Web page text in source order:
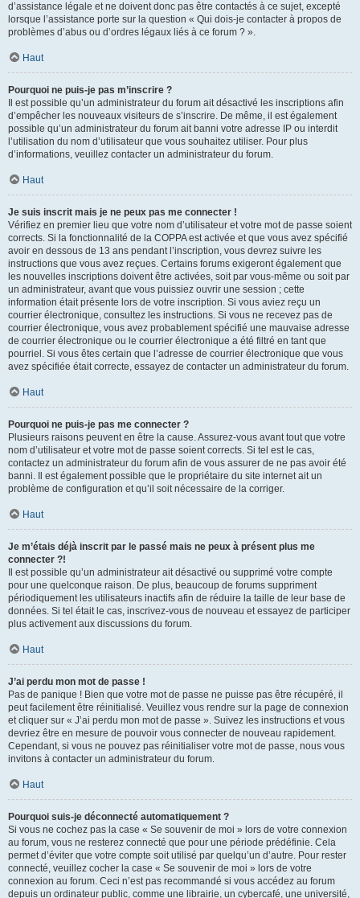
d’assistance légale et ne doivent donc pas être contactés à ce sujet, excepté
lorsque l’assistance porte sur la question « Qui dois-je contacter à propos de
problèmes d’abus ou d’ordres légaux liés à ce forum ? ».
Haut
Pourquoi ne puis-je pas m’inscrire ?
Il est possible qu’un administrateur du forum ait désactivé les inscriptions afin
d’empêcher les nouveaux visiteurs de s’inscrire. De même, il est également
possible qu’un administrateur du forum ait banni votre adresse IP ou interdit
l’utilisation du nom d’utilisateur que vous souhaitez utiliser. Pour plus
d’informations, veuillez contacter un administrateur du forum.
Haut
Je suis inscrit mais je ne peux pas me connecter !
Vérifiez en premier lieu que votre nom d’utilisateur et votre mot de passe soient
corrects. Si la fonctionnalité de la COPPA est activée et que vous avez spécifié
avoir en dessous de 13 ans pendant l’inscription, vous devrez suivre les
instructions que vous avez reçues. Certains forums exigeront également que
les nouvelles inscriptions doivent être activées, soit par vous-même ou soit par
un administrateur, avant que vous puissiez ouvrir une session ; cette
information était présente lors de votre inscription. Si vous aviez reçu un
courrier électronique, consultez les instructions. Si vous ne recevez pas de
courrier électronique, vous avez probablement spécifié une mauvaise adresse
de courrier électronique ou le courrier électronique a été filtré en tant que
pourriel. Si vous êtes certain que l’adresse de courrier électronique que vous
avez spécifiée était correcte, essayez de contacter un administrateur du forum.
Haut
Pourquoi ne puis-je pas me connecter ?
Plusieurs raisons peuvent en être la cause. Assurez-vous avant tout que votre
nom d’utilisateur et votre mot de passe soient corrects. Si tel est le cas,
contactez un administrateur du forum afin de vous assurer de ne pas avoir été
banni. Il est également possible que le propriétaire du site internet ait un
problème de configuration et qu’il soit nécessaire de la corriger.
Haut
Je m’étais déjà inscrit par le passé mais ne peux à présent plus me
connecter ?!
Il est possible qu’un administrateur ait désactivé ou supprimé votre compte
pour une quelconque raison. De plus, beaucoup de forums suppriment
périodiquement les utilisateurs inactifs afin de réduire la taille de leur base de
données. Si tel était le cas, inscrivez-vous de nouveau et essayez de participer
plus activement aux discussions du forum.
Haut
J’ai perdu mon mot de passe !
Pas de panique ! Bien que votre mot de passe ne puisse pas être récupéré, il
peut facilement être réinitialisé. Veuillez vous rendre sur la page de connexion
et cliquer sur « J’ai perdu mon mot de passe ». Suivez les instructions et vous
devriez être en mesure de pouvoir vous connecter de nouveau rapidement.
Cependant, si vous ne pouvez pas réinitialiser votre mot de passe, nous vous
invitons à contacter un administrateur du forum.
Haut
Pourquoi suis-je déconnecté automatiquement ?
Si vous ne cochez pas la case « Se souvenir de moi » lors de votre connexion
au forum, vous ne resterez connecté que pour une période prédéfinie. Cela
permet d’éviter que votre compte soit utilisé par quelqu’un d’autre. Pour rester
connecté, veuillez cocher la case « Se souvenir de moi » lors de votre
connexion au forum. Ceci n’est pas recommandé si vous accédez au forum
depuis un ordinateur public, comme une librairie, un cybercafé, une université,